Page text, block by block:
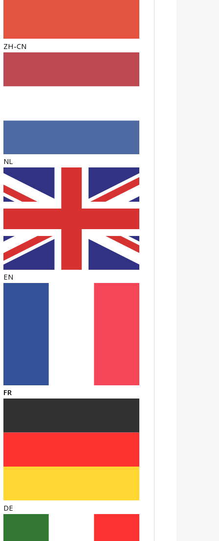
ZH-CN
NL
EN
FR
DE